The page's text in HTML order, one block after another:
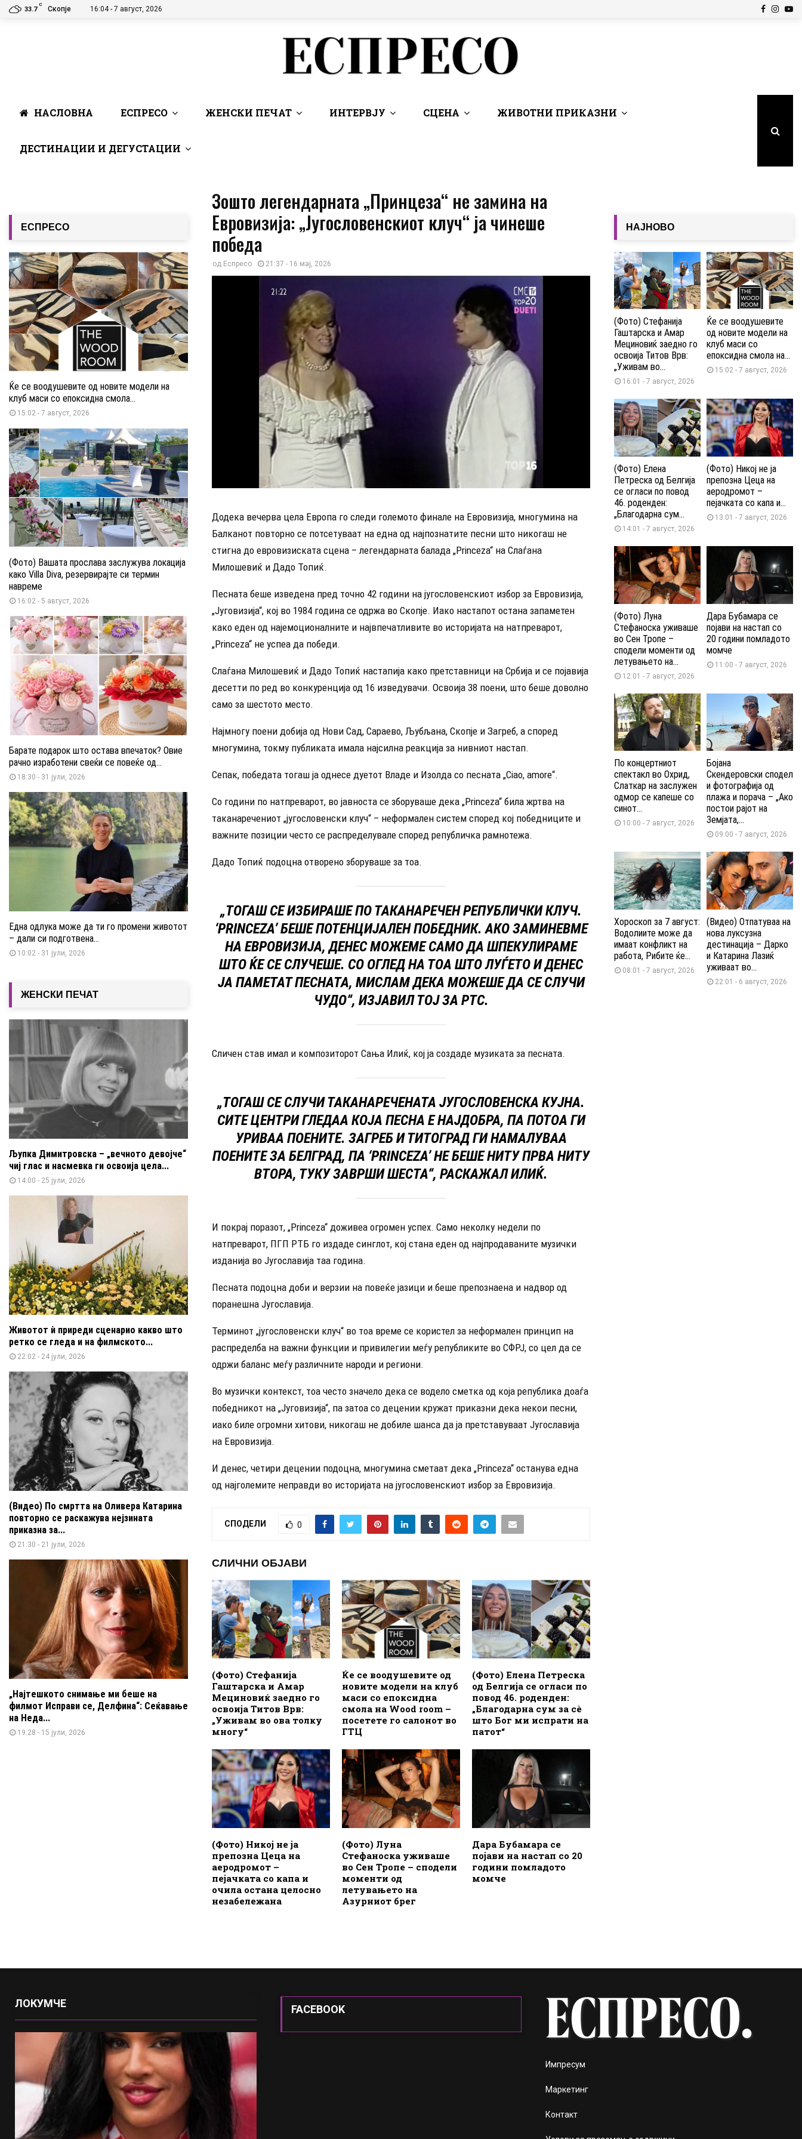
33.7
C
Скопје 16:04 - 7 август, 2026 Facebook
НАСЛОВНА ЕСПРЕСО ЖЕНСКИ ПЕЧАТ ИНТЕРВЈУ СЦЕНА ЖИВОТНИ ПРИКАЗНИ
ДЕСТИНАЦИИ И ДЕГУСТАЦИИ
Зошто легендарната „Принцеза“ не замина на
Евровизија: „Југословенскиот клуч“ ја чинеше
победа
од Еспресо 21:37 - 16 мај, 2026
Додека вечерва цела Европа го следи големото финале на Евровизија, многумина на
Балканот повторно се потсетуваат на една од најпознатите песни што никогаш не
стигна до евровизиската сцена – легендарната балада „Princeza“ на Слаѓана
Милошевиќ и Дадо Топиќ.
Песната беше изведена пред точно 42 години на југословенскиот избор за Евровизија,
„Југовизија“, кој во 1984 година се одржа во Скопје. Иако настапот остана запаметен
како еден од најемоционалните и највпечатливите во историјата на натпреварот,
„Princeza“ не успеа да победи.
Слаѓана Милошевиќ и Дадо Топиќ настапија како претставници на Србија и се појавија
десетти по ред во конкуренција од 16 изведувачи. Освоија 38 поени, што беше доволно
само за шестото место.
Најмногу поени добија од Нови Сад, Сараево, Љубљана, Скопје и Загреб, а според
многумина, токму публиката имала најсилна реакција за нивниот настап.
Сепак, победата тогаш ја однесе дуетот Владе и Изолда со песната „Ciao, amore“.
Со години по натпреварот, во јавноста се зборуваше дека „Princeza“ била жртва на
таканаречениот „југословенски клуч“ – неформален систем според кој победниците и
важните позиции често се распределувале според републичка рамнотежа.
Дадо Топиќ подоцна отворено зборуваше за тоа.
„ТОГАШ СЕ ИЗБИРАШЕ ПО ТАКАНАРЕЧЕН РЕПУБЛИЧКИ КЛУЧ.
‘PRINCEZA’ БЕШЕ ПОТЕНЦИЈАЛЕН ПОБЕДНИК. АКО ЗАМИНЕВМЕ
НА ЕВРОВИЗИЈА, ДЕНЕС МОЖЕМЕ САМО ДА ШПЕКУЛИРАМЕ
ШТО ЌЕ СЕ СЛУЧЕШЕ. СО ОГЛЕД НА ТОА ШТО ЛУЃЕТО И ДЕНЕС
ЈА ПАМЕТАТ ПЕСНАТА, МИСЛАМ ДЕКА МОЖЕШЕ ДА СЕ СЛУЧИ
ЧУДО“, ИЗЈАВИЛ ТОЈ ЗА РТС.
Сличен став имал и композиторот Сања Илиќ, кој ја создаде музиката за песната.
„ТОГАШ СЕ СЛУЧИ ТАКАНАРЕЧЕНАТА ЈУГОСЛОВЕНСКА КУЈНА.
СИТЕ ЦЕНТРИ ГЛЕДАА КОЈА ПЕСНА Е НАЈДОБРА, ПА ПОТОА ГИ
УРИВАА ПОЕНИТЕ. ЗАГРЕБ И ТИТОГРАД ГИ НАМАЛУВАА
ПОЕНИТЕ ЗА БЕЛГРАД, ПА ‘PRINCEZA’ НЕ БЕШЕ НИТУ ПРВА НИТУ
ВТОРА, ТУКУ ЗАВРШИ ШЕСТА“, РАСКАЖАЛ ИЛИЌ.
И покрај поразот, „Princeza“ доживеа огромен успех. Само неколку недели по
натпреварот, ПГП РТБ го издаде синглот, кој стана еден од најпродаваните музички
изданија во Југославија таа година.
Песната подоцна доби и верзии на повеќе јазици и беше препознаена и надвор од
поранешна Југославија.
Терминот „југословенски клуч“ во тоа време се користел за неформален принцип на
распределба на важни функции и привилегии меѓу републиките во СФРЈ, со цел да се
одржи баланс меѓу различните народи и региони.
Во музички контекст, тоа често значело дека се водело сметка од која република доаѓа
победникот на „Југовизија“, па затоа со децении кружат приказни дека некои песни,
иако биле огромни хитови, никогаш не добиле шанса да ја претставуваат Југославија
на Евровизија.
И денес, четири децении подоцна, многумина сметаат дека „Princeza“ останува една
од најголемите неправди во историјата на југословенскиот избор за Евровизија.
СПОДЕЛИ 0
СЛИЧНИ ОБЈАВИ
(Фото) Стефанија
Гаштарска и Амар
Мециновиќ заедно го
освоија Титов Врв:
„Уживам во ова толку
многу“
Ќе се воодушевите од
новите модели на клуб
маси со епоксидна
смола на Wood room –
посетете го салонот во
ГТЦ
(Фото) Елена Петреска
од Белгија се огласи по
повод 46. роденден:
„Благодарна сум за сè
што Бог ми испрати на
патот“
(Фото) Никој не ја
препозна Цеца на
аеродромот –
пејачката со капа и
очила остана целосно
незабележана
(Фото) Луна
Стефаноска уживаше
во Сен Тропе – сподели
моменти од
летувањето на
Азурниот брег
Дара Бубамара се
појави на настап со 20
години помладото
момче
ЕСПРЕСО
Ќе се воодушевите од новите модели на
клуб маси со епоксидна смола...
15:02 - 7 август, 2026
(Фото) Вашата прослава заслужува локација
како Villa Diva, резервирајте си термин
навреме
16:02 - 5 август, 2026
Барате подарок што остава впечаток? Овие
рачно изработени свеќи се повеќе од...
18:30 - 31 јули, 2026
Една одлука може да ти го промени животот
– дали си подготвена...
10:02 - 31 јули, 2026
ЖЕНСКИ ПЕЧАТ
Љупка Димитровска – „вечното девојче“
чиј глас и насмевка ги освоија цела...
14:00 - 25 јули, 2026
Животот ѝ приреди сценарио какво што
ретко се гледа и на филмското...
22:02 - 24 јули, 2026
(Видео) По смртта на Оливера Катарина
повторно се раскажува нејзината
приказна за...
21:30 - 21 јули, 2026
„Најтешкото снимање ми беше на
филмот Исправи се, Делфина“: Сеќавање
на Неда...
19:28 - 15 јули, 2026
НАЈНОВО
(Фото) Стефанија
Гаштарска и Амар
Мециновиќ заедно го
освоија Титов Врв:
„Уживам во...
16:01 - 7 август, 2026
Ќе се воодушевите
од новите модели на
клуб маси со
епоксидна смола на...
15:02 - 7 август, 2026
(Фото) Елена
Петреска од Белгија
се огласи по повод
46. роденден:
„Благодарна сум...
14:01 - 7 август, 2026
(Фото) Никој не ја
препозна Цеца на
аеродромот –
пејачката со капа и...
13:01 - 7 август, 2026
(Фото) Луна
Стефаноска уживаше
во Сен Тропе –
сподели моменти од
летувањето на...
12:01 - 7 август, 2026
Дара Бубамара се
појави на настап со
20 години помладото
момче
11:00 - 7 август, 2026
По концертниот
спектакл во Охрид,
Слаткар на заслужен
одмор се капеше со
синот...
10:00 - 7 август, 2026
Бојана
Скендеровски сподел
и фотографија од
плажа и порача – „Ако
постои рајот на
Земјата,...
09:00 - 7 август, 2026
Хороскоп за 7 август:
Водолиите може да
имаат конфликт на
работа, Рибите ќе...
08:01 - 7 август, 2026
(Видео) Отпатуваа на
нова луксузна
дестинација – Дарко
и Катарина Лазиќ
уживаат во...
22:01 - 6 август, 2026
ЛОКУМЧЕ FACEBOOK
Импресум
Маркетинг
Контакт